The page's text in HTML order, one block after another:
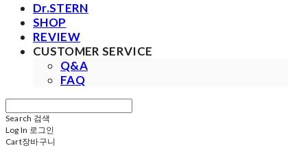
Dr.STERN
SHOP
REVIEW
CUSTOMER SERVICE
Q&A
FAQ
Search 검색
Log In 로그인
Cart장바구니